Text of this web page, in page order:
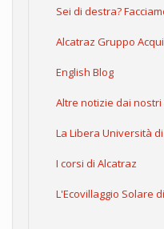
Sei di destra?
Alcatraz Gruppo
English Blog
Altre notizie dai nostri
La Libera Università
I corsi di Alcatraz
L'Ecovillaggio Solare